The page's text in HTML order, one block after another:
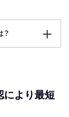
により最短